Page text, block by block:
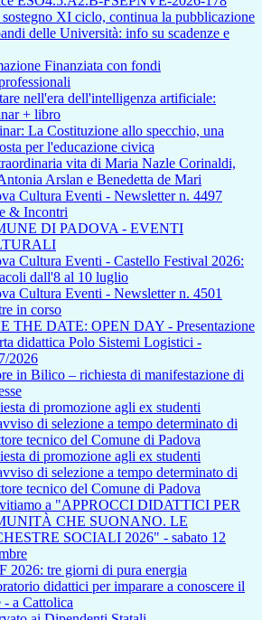
XI ciclo, continua la pubblicazione
delle Università: info su scadenze e
Finanziata con fondi
nell'era dell'intelligenza artificiale:
+ libro
La Costituzione allo specchio, una
per l'educazione civica
vita di Maria Nazle Corinaldi,
Arslan e Benedetta de Mari
Cultura Eventi - Newsletter n. 4497
& Incontri
DI PADOVA - EVENTI
Cultura Eventi - Castello Festival 2026:
dall'8 al 10 luglio
Cultura Eventi - Newsletter n. 4501
in corso
THE DATE: OPEN DAY - Presentazione
didattica Polo Sistemi Logistici -
2026
in Bilico – richiesta di manifestazione di
di promozione agli ex studenti
di selezione a tempo determinato di
tecnico del Comune di Padova
di promozione agli ex studenti
di selezione a tempo determinato di
tecnico del Comune di Padova
a "APPROCCI DIDATTICI PER
CHE SUONANO. LE
SOCIALI 2026" - sabato 12
2026: tre giorni di pura energia
didattici per imparare a conoscere il
- a Cattolica